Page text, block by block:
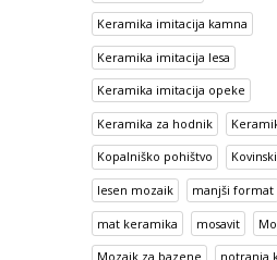
Keramika imitacija kamna
Keramika imitacija lesa
Keramika imitacija opeke
Keramika za hodnik
Kopalniško pohištvo
lesen mozaik manjši format
mat keramika mosavit
Mozaik za bazene notranja